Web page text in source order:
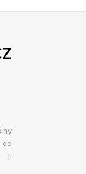
ji